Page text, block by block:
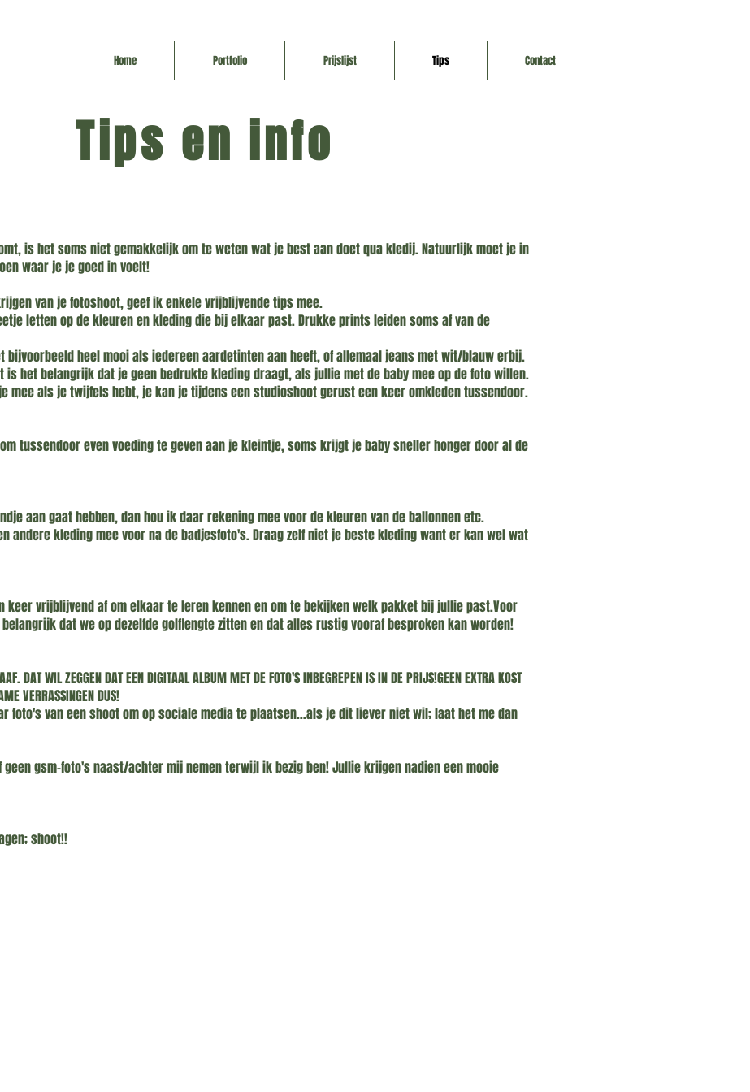
Promo's
Tips en info
is het soms niet gemakkelijk om te weten wat je best aan doet qua kledij. Natuurlijk moet je in
waar je je goed in voelt!
van je fotoshoot, geef ik enkele vrijblijvende tips mee.
letten op de kleuren en kleding die bij elkaar past.Drukke prints leiden soms af van de
bijvoorbeeld heel mooi als iedereen aardetinten aan heeft, of allemaal jeans met wit/blauw erbij.
is het belangrijk dat je geen bedrukte kleding draagt, als jullie met de baby mee op de foto willen.
mee als je twijfels hebt, je kan je tijdens een studioshoot gerust een keer omkleden tussendoor.
tussendoor even voeding te geven aan je kleintje, soms krijgt je baby sneller honger door al de
aan gaat hebben, dan hou ik daar rekening mee voor de kleuren van de ballonnen etc.
andere kleding mee voor na de badjesfoto's. Draag zelf niet je beste kleding want er kan wel wat
keer vrijblijvend af om elkaar te leren kennen en om te bekijken welk pakket bij jullie past.Voor
dat we op dezelfde golflengte zitten en dat alles rustig vooraf besproken kan worden!
DAT WIL ZEGGEN DAT EEN DIGITAAL ALBUM MET DE FOTO'S INBEGREPEN IS IN DE PRIJS!GEEN EXTRA KOST
VERRASSINGEN DUS!
foto's van een shoot om op sociale media te plaatsen...als je dit liever niet wil; laat het me dan
gsm-foto's naast/achter mij nemen terwijl ik bezig ben! Jullie krijgen nadien een mooie
shoot!!
Home Portfolio Prijslijst Tips Contact